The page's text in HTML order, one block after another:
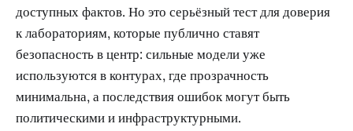
доступных фактов. Но это серьёзный тест для доверия
к лабораториям, которые публично ставят
безопасность в центр: сильные модели уже
используются в контурах, где прозрачность
минимальна, а последствия ошибок могут быть
политическими и инфраструктурными.